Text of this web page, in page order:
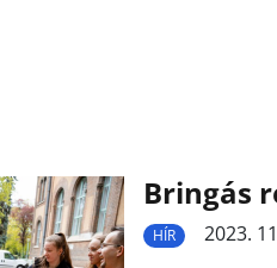
Bringás
HÍR
2023.